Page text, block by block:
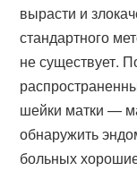
вырасти и
стандартного
не существует.
шейки матки —
обнаружить
больных